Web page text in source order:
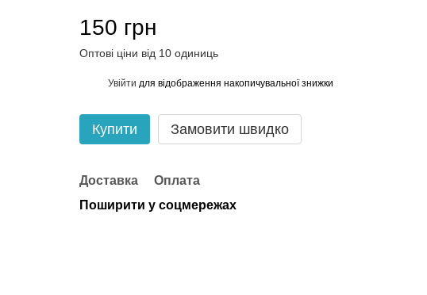
150 грн
Оптові ціни від 10 одиниць
Увійти для відображення накопичувальної знижки
Купити Замовити швидко
Доставка
Оплата
Поширити у соцмережах